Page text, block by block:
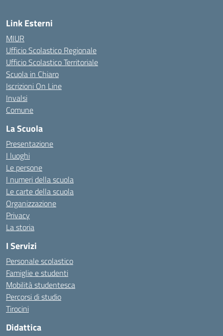
Link Esterni
MIUR
Ufficio Scolastico Regionale
Ufficio Scolastico Territoriale
Scuola in Chiaro
Iscrizioni On Line
Invalsi
Comune
La Scuola
Presentazione
I luoghi
Le persone
I numeri della scuola
Le carte della scuola
Organizzazione
Privacy
La storia
I Servizi
Personale scolastico
Famiglie e studenti
Mobilità studentesca
Percorsi di studio
Tirocini
Didattica